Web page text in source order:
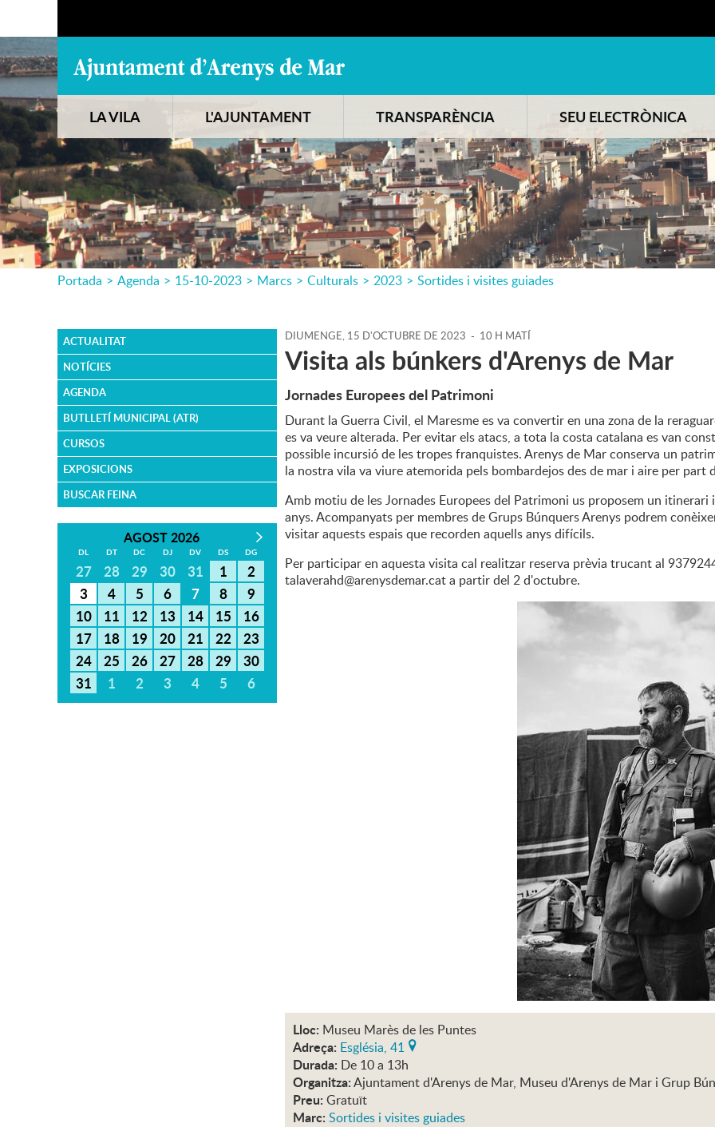
LA VILA L'AJUNTAMENT TRANSPARÈNCIA SEU ELECTRÒNICA
Portada > Agenda > 15-10-2023 > Marcs > Culturals > 2023 > Sortides i visites guiades
ACTUALITAT
NOTÍCIES
AGENDA
BUTLLETÍ MUNICIPAL (ATR)
CURSOS
EXPOSICIONS
BUSCAR FEINA
AGOST 2026
DL DT DC DJ DV DS DG
27 28 29 30 31 1
2
3
4 5 6 7 8
9
10
11 12 13 14 15
16
17
18 19 20 21 22
23
24
25 26 27 28 29
30
31
1 2 3 4 5 6
DIUMENGE, 15 D'OCTUBRE DE 2023 - 10 H MATÍ
Visita als búnkers d'Arenys de Mar
Jornades Europees del Patrimoni
Durant la Guerra Civil, el Maresme es va convertir en una zona de la
es va veure alterada. Per evitar els atacs, a tota la costa catalana es van
possible incursió de les tropes franquistes. Arenys de Mar conserva un
la nostra vila va viure atemorida pels bombardejos des de mar i aire per part
Amb motiu de les Jornades Europees del Patrimoni us proposem un
anys. Acompanyats per membres de Grups Búnquers Arenys podrem
visitar aquests espais que recorden aquells anys difícils.
Per participar en aquesta visita cal realitzar reserva prèvia trucant al
talaverahd@arenysdemar.cat a partir del 2 d'octubre.
Lloc: Museu Marès de les Puntes
Adreça: Església, 41
Durada: De 10 a 13h
Organitza:Ajuntament d'Arenys de Mar, Museu d'Arenys de Mar i Grup
Preu: Gratuït
Marc: Sortides i visites guiades